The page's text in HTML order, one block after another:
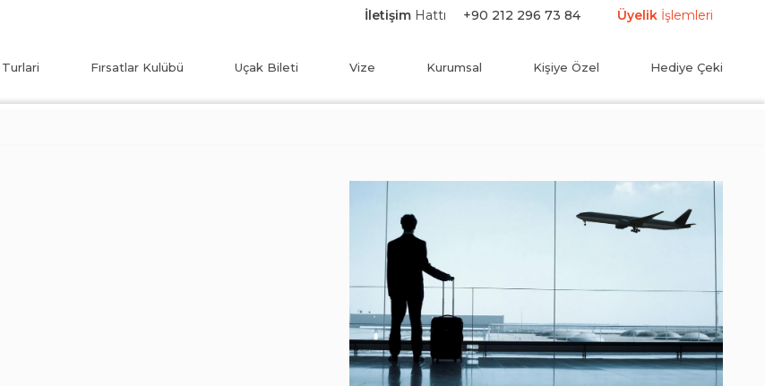
İletişim Hattı +90 212 296 73 84 Üyelik İşlemleri
Fırsatlar Kulübü Uçak Bileti Vize Kurumsal Kişiye Özel Hediye Çeki